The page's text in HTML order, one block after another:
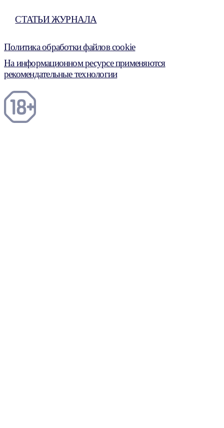
СТАТЬИ ЖУРНАЛА
Политика обработки файлов cookie
На информационном ресурсе применяются
рекомендательные технологии